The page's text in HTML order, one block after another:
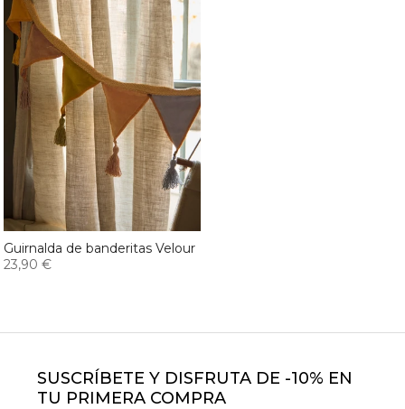
Guirnalda de banderitas Velour
23,90 €
SUSCRÍBETE Y DISFRUTA DE -10% EN
TU PRIMERA COMPRA